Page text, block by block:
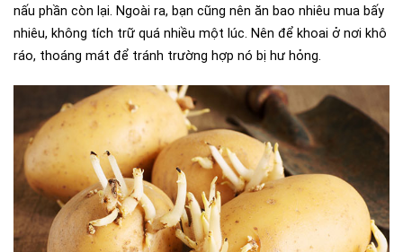
nấu phần còn lại. Ngoài ra, bạn cũng nên ăn bao nhiêu mua bấy
nhiêu, không tích trữ quá nhiều một lúc. Nên để khoai ở nơi khô
ráo, thoáng mát để tránh trường hợp nó bị hư hỏng.